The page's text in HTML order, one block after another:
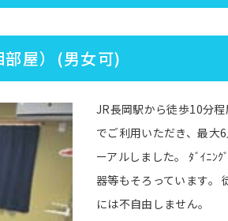
部屋）(男女可)
JR長岡駅から徒歩10分
でご利用いただき、最大
ーアルしました。 ﾀﾞｲﾆﾝ
器等もそろっています。
には不自由しません。